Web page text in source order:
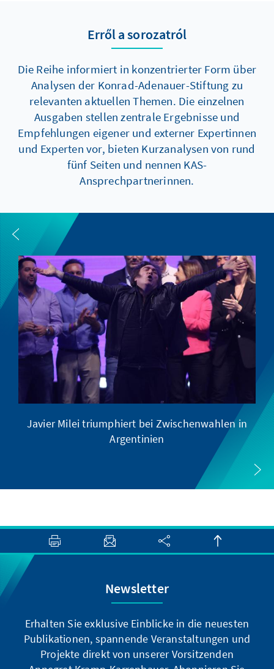
Erről a sorozatról
Die Reihe informiert in konzentrierter Form über
Analysen der Konrad-Adenauer-Stiftung zu
relevanten aktuellen Themen. Die einzelnen
Ausgaben stellen zentrale Ergebnisse und
Empfehlungen eigener und externer Expertinnen
und Experten vor, bieten Kurzanalysen von rund
fünf Seiten und nennen KAS-
Ansprechpartnerinnen.
Javier Milei triumphiert bei Zwischenwahlen in
Argentinien
Newsletter
Erhalten Sie exklusive Einblicke in die neuesten
Publikationen, spannende Veranstaltungen und
Projekte direkt von unserer Vorsitzenden